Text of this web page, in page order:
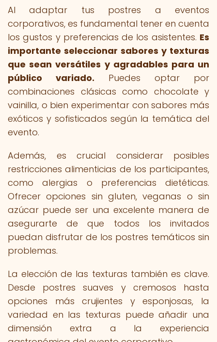
Al adaptar tus postres a eventos
corporativos, es fundamental tener en cuenta
los gustos y preferencias de los asistentes. Es
importante seleccionar sabores y texturas
que sean versátiles y agradables para un
público variado. Puedes optar por
combinaciones clásicas como chocolate y
vainilla, o bien experimentar con sabores más
exóticos y sofisticados según la temática del
evento.
Además, es crucial considerar posibles
restricciones alimenticias de los participantes,
como alergias o preferencias dietéticas.
Ofrecer opciones sin gluten, veganas o sin
azúcar puede ser una excelente manera de
asegurarte de que todos los invitados
puedan disfrutar de los postres temáticos sin
problemas.
La elección de las texturas también es clave.
Desde postres suaves y cremosos hasta
opciones más crujientes y esponjosas, la
variedad en las texturas puede añadir una
dimensión extra a la experiencia